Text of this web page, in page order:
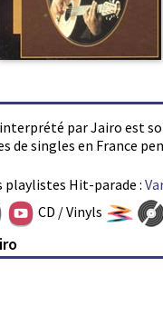
par Jairo est
de singles en France
playlistes Hit-parade :
CD / Vinyls